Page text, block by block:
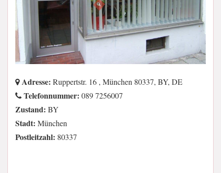
Adresse: Ruppertstr. 16 , München 80337, BY, DE
Telefonnummer: 089 7256007
Zustand: BY
Stadt: München
Postleitzahl: 80337